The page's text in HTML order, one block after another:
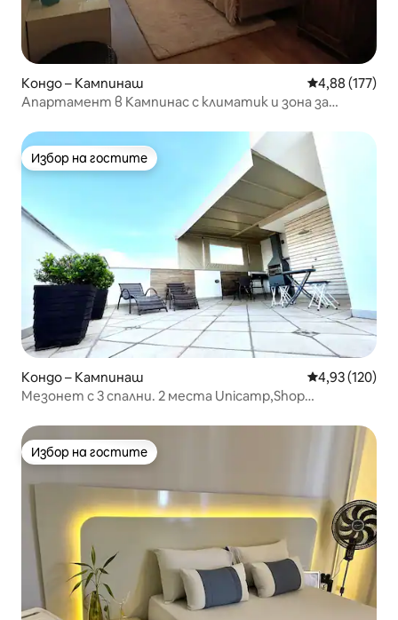
Кондо – Кампинаш Средна
4,88 (177)
Апартамент в Кампинас с климатик и зона за
Избор на гостите
Избор на гостите
Кондо – Кампинаш Средна
4,93 (120)
Мезонет с 3 спални. 2 места Unicamp,Shop
Избор на гостите
Избор на гостите